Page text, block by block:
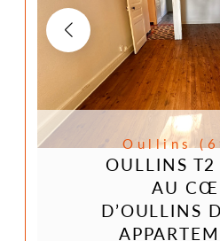
Oullins
OULLINS
AU
D’OULLINS